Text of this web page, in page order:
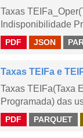
Taxas
Indisponibilidade
PDF JSON
Taxas TEIFa e
Taxas TEIFa(Taxa
Programada) das
PDF PARQUET